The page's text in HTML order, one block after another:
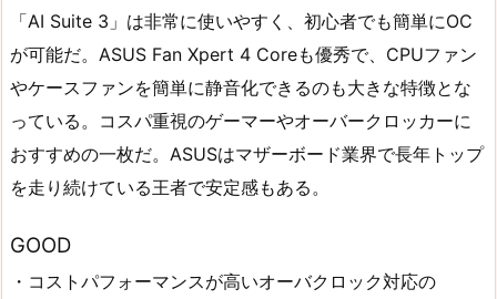
「AI Suite 3」は非常に使いやすく、初心者でも簡単にOC
が可能だ。ASUS Fan Xpert 4 Coreも優秀で、CPUファン
やケースファンを簡単に静音化できるのも大きな特徴とな
っている。コスパ重視のゲーマーやオーバークロッカーに
おすすめの一枚だ。ASUSはマザーボード業界で長年トップ
を走り続けている王者で安定感もある。
GOOD
・コストパフォーマンスが高いオーバクロック対応の